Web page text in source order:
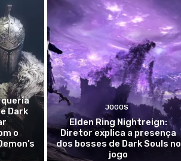
Dark
o
JOGOS
Elden Ring Nightreign:
Diretor explica a presença
dos bosses de Dark Souls no
jogo